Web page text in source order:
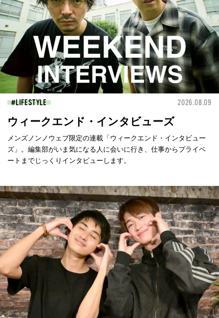
LIFESTYLE 2026.08.09
ウィークエンド・インタビューズ
メンズノンノウェブ限定の連載「ウィークエンド・インタビュー
ズ」。編集部がいま気になる人に会いに行き、仕事からプライベ
ートまでじっくりインタビューします。